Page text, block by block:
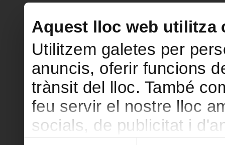
Aquest lloc web utilitza
Utilitzem galetes per
anuncis, oferir funcions
trànsit del lloc. També
feu servir el nostre lloc
socials, de publicitat i